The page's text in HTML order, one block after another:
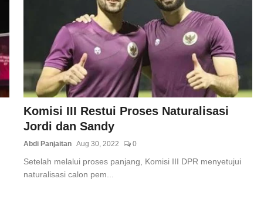
Komisi III Restui Proses Naturalisasi
Jordi dan Sandy
Abdi Panjaitan Aug 30, 2022 0
Setelah melalui proses panjang, Komisi III DPR menyetujui
naturalisasi calon pem...